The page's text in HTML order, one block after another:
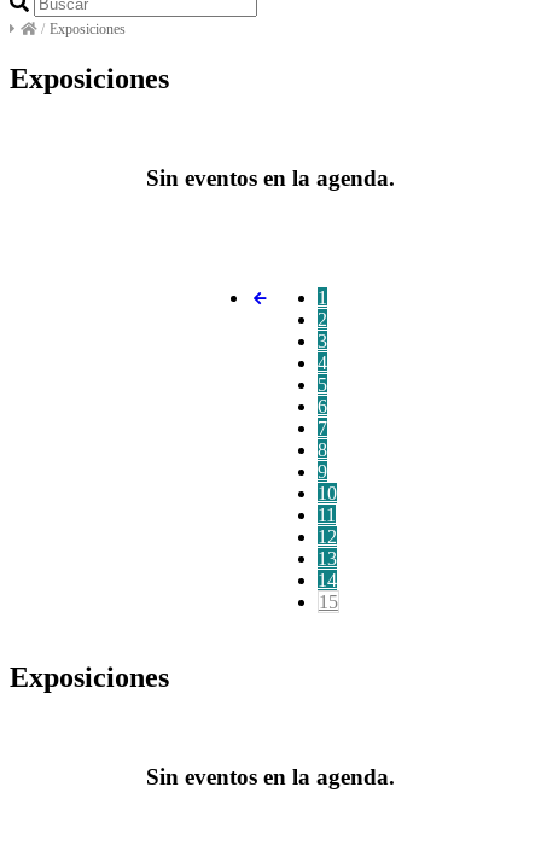
/ Exposiciones
Exposiciones
Sin eventos en la agenda.
1
2
3
4
5
6
7
8
9
10
11
12
13
14
15
Exposiciones
Sin eventos en la agenda.